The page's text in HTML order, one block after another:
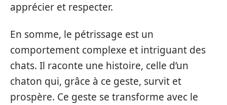
apprécier et respecter.
En somme, le pétrissage est un
comportement complexe et intriguant des
chats. Il raconte une histoire, celle d’un
chaton qui, grâce à ce geste, survit et
prospère. Ce geste se transforme avec le